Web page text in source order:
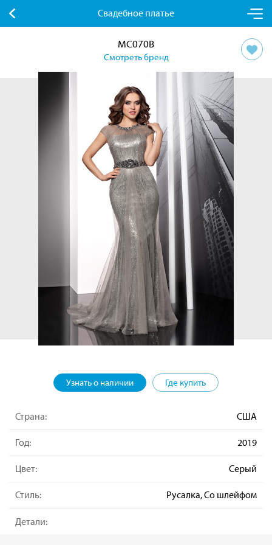
Свадебное платье
MC070B
Смотреть бренд
Узнать о наличии Где купить
Страна: США
Год: 2019
Цвет: Серый
Стиль: Русалка, Со шлейфом
Детали: